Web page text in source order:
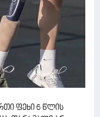
ფეხი 6 წლის